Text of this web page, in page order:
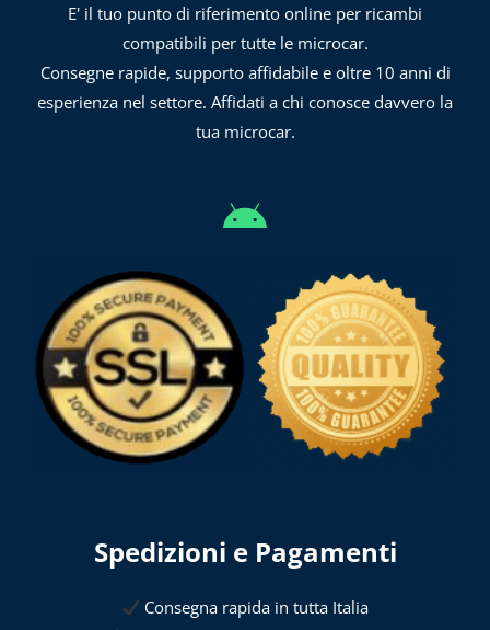
E' il tuo punto di riferimento online per ricambi
compatibili per tutte le microcar.
Consegne rapide, supporto affidabile e oltre 10 anni di
esperienza nel settore. Affidati a chi conosce davvero la
tua microcar.
Spedizioni e Pagamenti
Consegna rapida in tutta Italia